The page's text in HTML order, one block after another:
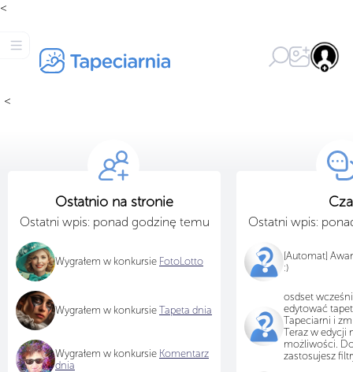
<
<
Ostatnio na stronie
Ostatni wpis: ponad godzinę temu
Wygrałem w konkursie FotoLotto
Wygrałem w konkursie Tapeta dnia
Wygrałem w konkursie Komentarz
dnia
Ostatni wpis:
[Automat]
:)
osdset
edytować
Tapeciarni i
Teraz w edycji
możliwości.
zastosujesz